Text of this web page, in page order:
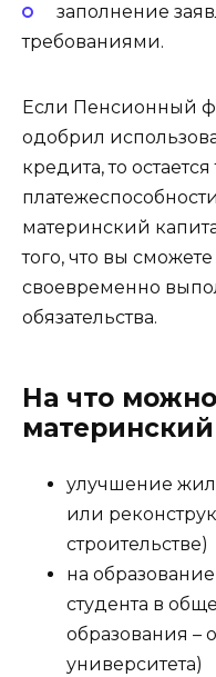
заполнение
требованиями.
Если Пенсионный
одобрил
кредита, то
материнский
того, что вы
своевременно
обязательства.
На что
улучшение
или
строительстве)
на
студента в
образования –
университета)